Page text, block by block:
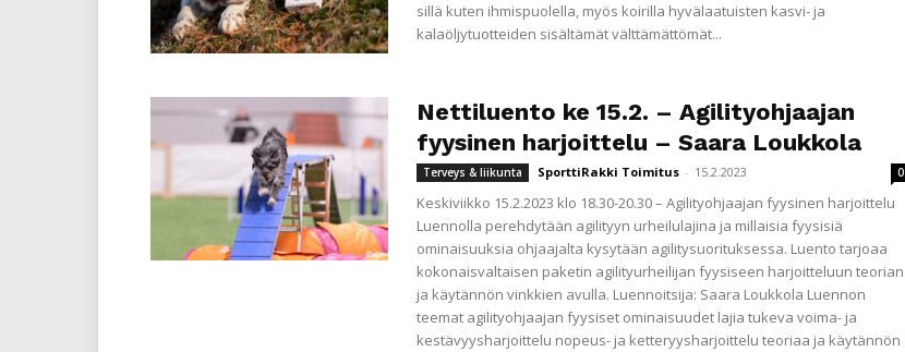
sillä kuten ihmispuolella, myös koirilla hyvälaatuisten kasvi- ja
kalaöljytuotteiden sisältämät välttämättömät...
Nettiluento ke 15.2. – Agilityohjaajan
fyysinen harjoittelu – Saara Loukkola
Terveys & liikunta SporttiRakki Toimitus - 15.2.2023 0
Keskiviikko 15.2.2023 klo 18.30-20.30 – Agilityohjaajan fyysinen harjoittelu
Luennolla perehdytään agilityyn urheilulajina ja millaisia fyysisiä
ominaisuuksia ohjaajalta kysytään agilitysuorituksessa. Luento tarjoaa
kokonaisvaltaisen paketin agilityurheilijan fyysiseen harjoitteluun teorian
ja käytännön vinkkien avulla. Luennoitsija: Saara Loukkola Luennon
teemat agilityohjaajan fyysiset ominaisuudet lajia tukeva voima- ja
kestävyysharjoittelu nopeus- ja ketteryysharjoittelu teoriaa ja käytännön